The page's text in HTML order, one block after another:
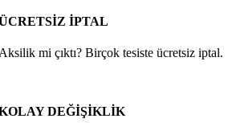
İPTAL
mi çıktı? Birçok tesiste ücretsiz iptal.
DEĞİŞİKLİK